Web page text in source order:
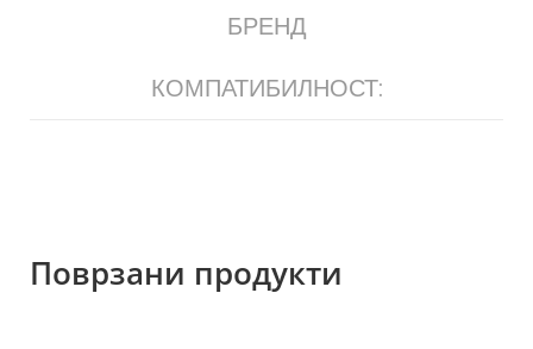
БРЕНД
КОМПАТИБИЛНОСТ:
Поврзани продукти